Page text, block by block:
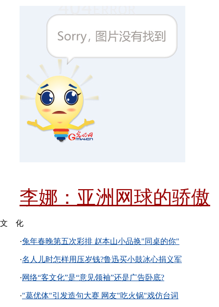
李娜：亚洲网球的骄傲
文 化
·兔年春晚第五次彩排 赵本山小品换"同桌的你"
·名人儿时怎样用压岁钱?鲁迅买小鼓冰心捐义军
·网络“客文化”是“意见领袖”还是广告卧底?
·"葛优体"引发造句大赛 网友"吃火锅"戏仿台词